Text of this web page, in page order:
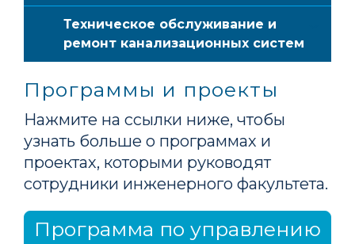
Техническое обслуживание и
ремонт канализационных систем
Программы и проекты
Нажмите на ссылки ниже, чтобы
узнать больше о программах и
проектах, которыми руководят
сотрудники инженерного факультета.
Программа по управлению